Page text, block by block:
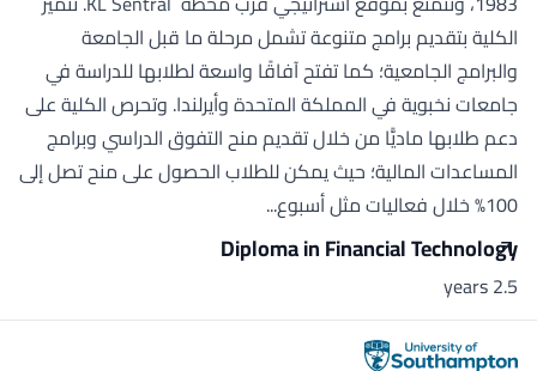
الكلية بتقديم برامج متنوعة تشمل مرحلة ما قبل الجامعة
والبرامج الجامعية؛ كما تفتح آفاقًا واسعة لطلابها للدراسة في
جامعات نخبوية في المملكة المتحدة وأيرلندا. وتحرص الكلية على
دعم طلابها ماديًّا من خلال تقديم منح التفوق الدراسي وبرامج
المساعدات المالية؛ حيث يمكن للطلاب الحصول على منح تصل إلى
100% خلال فعاليات مثل أسبوع...
Diploma in Financial Technology
2.5 years